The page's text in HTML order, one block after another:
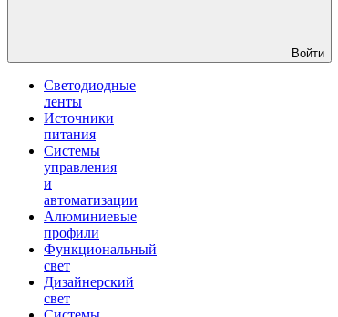
Войти
Светодиодные
ленты
Источники
питания
Системы
управления
и
автоматизации
Алюминиевые
профили
Функциональный
свет
Дизайнерский
свет